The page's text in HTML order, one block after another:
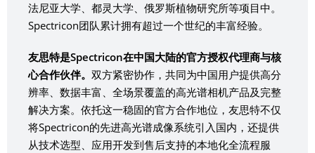
法尼亚大学、都灵大学、俄罗斯植物研究所等项目中。
Spectricon团队累计拥有超过一个世纪的丰富经验。
友思特是Spectricon在中国大陆的官方授权代理商与核
心合作伙伴。 双方紧密协作，共同为中国用户提供高分
辨率、数据丰富、全场景覆盖的高光谱相机产品及完整
解决方案。依托这一稳固的官方合作地位，友思特不仅
将Spectricon的先进高光谱成像系统引入国内，还提供
从技术选型、应用开发到售后支持的本地化全流程服